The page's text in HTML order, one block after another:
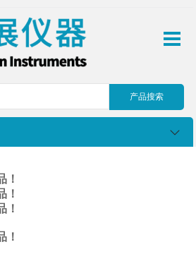
！
！
！
！